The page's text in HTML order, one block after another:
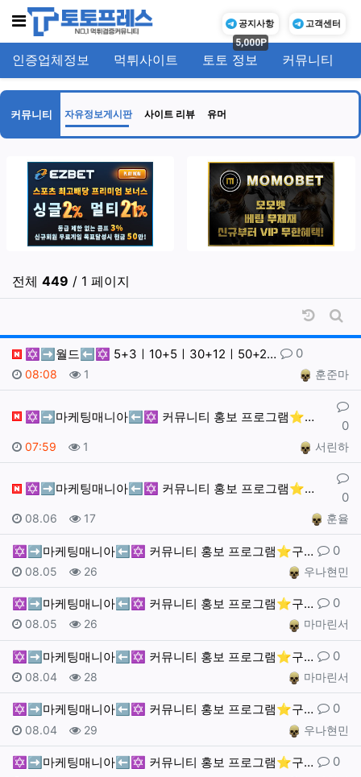
메뉴 공지사항
5,000P
고객센터
인증업체정보 먹튀사이트 토토 정보 커뮤니티
커뮤니티 자유정보게시판 사이트 리뷰 유머
전체 449 / 1 페이지
날짜순
게
✡️➡️월드⬅️✡️ 5+3ㅣ10+5ㅣ30+12ㅣ50+2… 댓글
0
작성자훈준마
작성일
08:08 조회
1
✡️➡️마케팅매니아⬅️✡️ 커뮤니티 홍보 프로그램⭐️구…
댓글
0
작성자서린하
작성일
07:59 조회
1
✡️➡️마케팅매니아⬅️✡️ 커뮤니티 홍보 프로그램⭐️구…
댓글
0
작성자
훈율
작성일
08.06 조회
17
✡️➡️마케팅매니아⬅️✡️ 커뮤니티 홍보 프로그램⭐️구… 댓글
0
작성자우나현민
작성일
08.05 조회
26
✡️➡️마케팅매니아⬅️✡️ 커뮤니티 홍보 프로그램⭐️구… 댓글
0
작성자마마린서
작성일
08.05 조회
26
✡️➡️마케팅매니아⬅️✡️ 커뮤니티 홍보 프로그램⭐️구… 댓글
0
작성자마마린서
작성일
08.04 조회
28
✡️➡️마케팅매니아⬅️✡️ 커뮤니티 홍보 프로그램⭐️구… 댓글
0
작성자우나현민
작성일
08.04 조회
29
✡️➡️마케팅매니아⬅️✡️ 커뮤니티 홍보 프로그램⭐️구… 댓글
0